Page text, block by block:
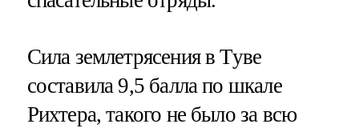
Сила землетрясения в Туве
составила 9,5 балла по шкале
Рихтера, такого не было за всю